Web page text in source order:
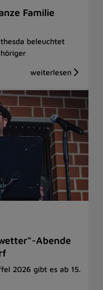
Familie
beleuchtet
Abende
2026 gibt es ab 15.